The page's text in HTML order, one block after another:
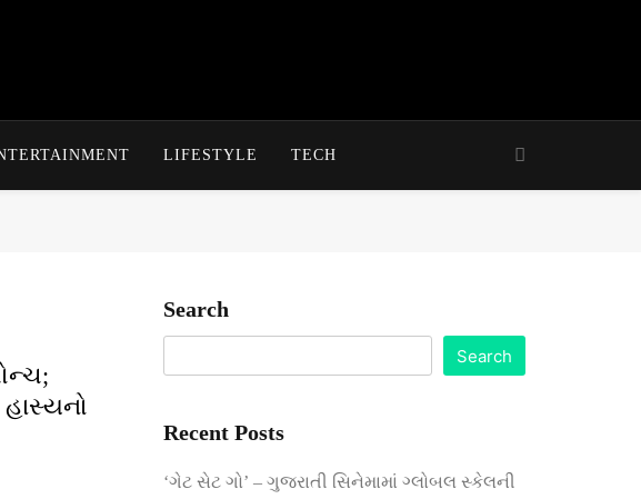
LIFESTYLE TECH
Search
Search
Recent Posts
‘ગેટ સેટ ગો’ – ગુજરાતી સિનેમામાં ગ્લોબલ સ્કેલની